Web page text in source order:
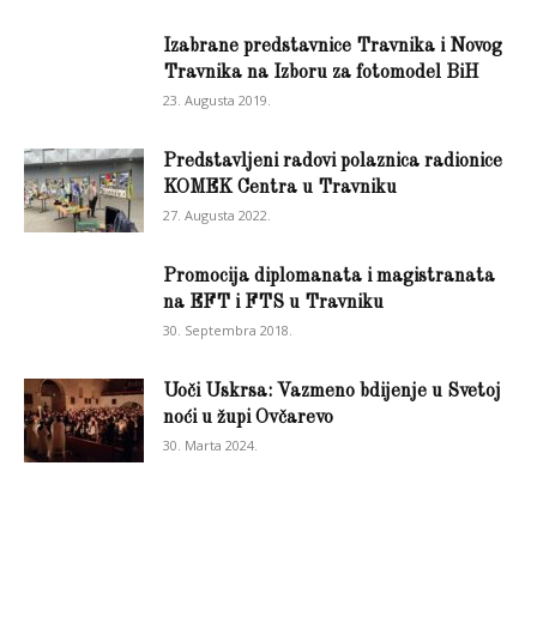
Izabrane predstavnice Travnika i Novog
Travnika na Izboru za fotomodel BiH
23. Augusta 2019.
Predstavljeni radovi polaznica radionice
KOMEK Centra u Travniku
27. Augusta 2022.
Promocija diplomanata i magistranata
na EFT i FTS u Travniku
30. Septembra 2018.
Uoči Uskrsa: Vazmeno bdijenje u Svetoj
noći u župi Ovčarevo
30. Marta 2024.